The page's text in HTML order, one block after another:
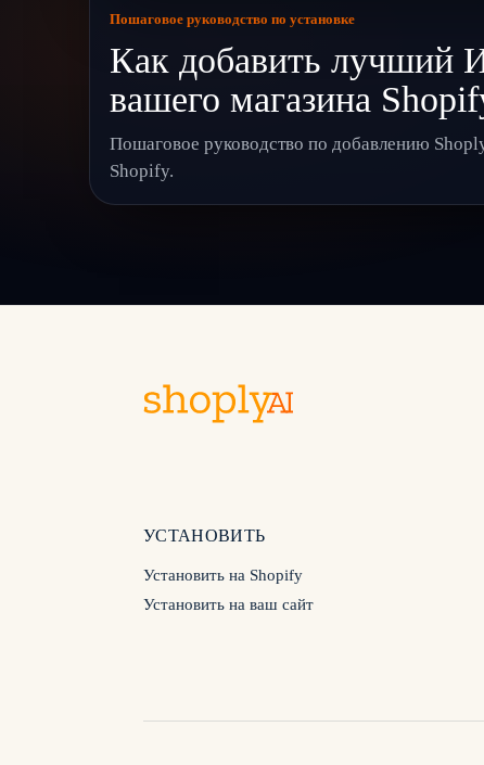
Пошаговое руководство по установке
Как добавить лучший
вашего магазина
Пошаговое руководство по добавлению
Shopify.
УСТАНОВИТЬ
Установить на Shopify
Установить на ваш сайт